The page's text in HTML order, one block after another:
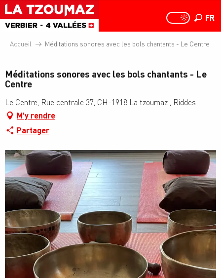
Aller
au
contenu
principal
PAGE D’ACCUEIL
PAGE
FR
Accueil Méditations sonores avec les bols chantants - Le Centre
Méditations sonores avec les bols chantants - Le
Centre
Le Centre, Rue centrale 37, CH-1918 La tzoumaz , Riddes
M'y rendre
Partager